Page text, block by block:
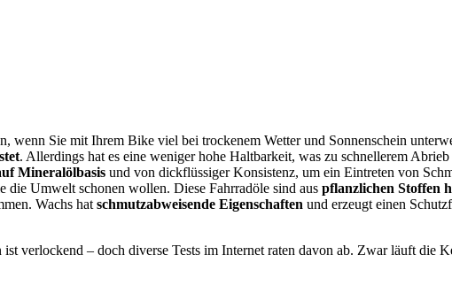
wenn Sie mit Ihrem Bike viel bei trockenem Wetter und Sonnenschein
. Allerdings hat es eine weniger hohe Haltbarkeit, was zu schnellerem
Mineralölbasis und von dickflüssiger Konsistenz, um ein Eintreten von
die Umwelt schonen wollen. Diese Fahrradöle sind aus pflanzlichen Stoffen
Wachs hatschmutzabweisende Eigenschaften und erzeugt einen
verlockend – doch diverse Tests im Internet raten davon ab. Zwar läuft die